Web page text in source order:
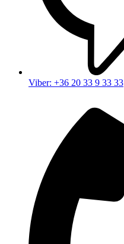
Viber: +36 20 33 9 33 33